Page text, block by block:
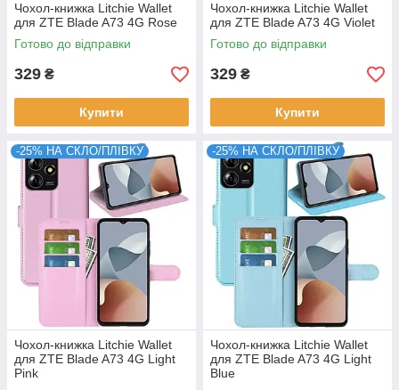
Чохол-книжка Litchie Wallet
для ZTE Blade A73 4G Rose
Готово до відправки
329 ₴
Купити
Чохол-книжка Litchie Wallet
для ZTE Blade A73 4G Violet
Готово до відправки
329 ₴
Купити
-25% НА СКЛО/ПЛІВКУ
Чохол-книжка Litchie Wallet
для ZTE Blade A73 4G Light
Pink
-25% НА СКЛО/ПЛІВКУ
Чохол-книжка Litchie Wallet
для ZTE Blade A73 4G Light
Blue